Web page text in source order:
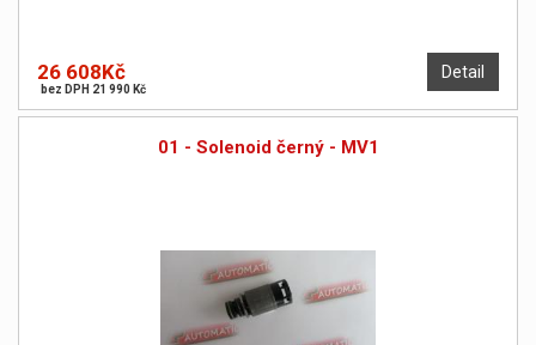
Detail
26 608Kč
bez DPH 21 990 Kč
01 - Solenoid černý - MV1